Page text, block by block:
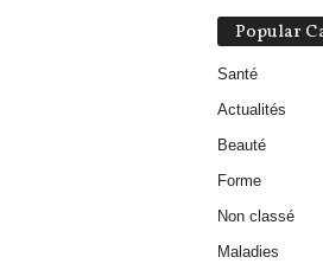
Popular
Santé
Actualités
Beauté
Forme
Non classé
Maladies